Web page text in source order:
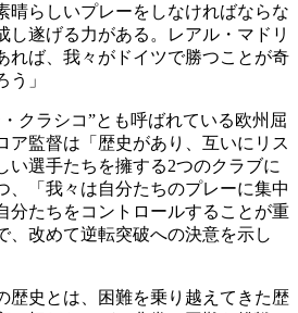
晴らしいプレーをしなければならな
し遂げる力がある。レアル・マドリ
れば、我々がドイツで勝つことが奇
」
クラシコ”とも呼ばれている欧州屈
ア監督は「歴史があり、互いにリス
い選手たちを擁する2つのクラブに
、「我々は自分たちのプレーに集中
分たちをコントロールすることが重
、改めて逆転突破への決意を示し
歴史とは、困難を乗り越えてきた歴